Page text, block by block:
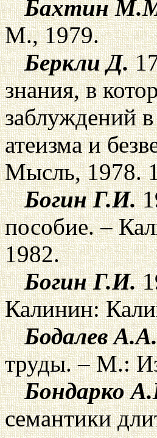
Бахтин
М., 1979.
Беркли Д.
знания, в
заблуждений
атеизма и
Мысль, 1978.
Богин Г.И.
пособие. –
1982.
Богин Г.И.
Калинин:
Бодалев А.А.
труды. – М.:
Бондарко
семантики